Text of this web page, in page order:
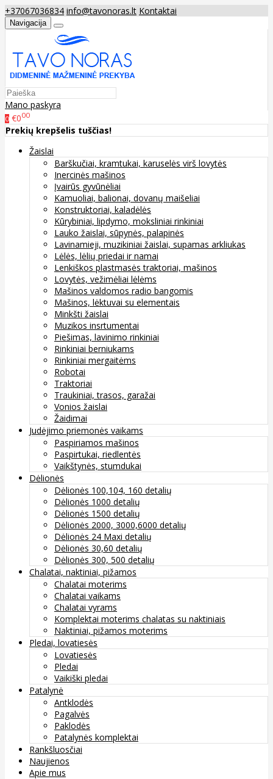
+37067036834 info@tavonoras.lt Kontaktai
Navigacija
Mano paskyra
0 €000
Prekių krepšelis tuščias!
Žaislai
Barškučiai, kramtukai, karuselės virš lovytės
Inercinės mašinos
Įvairūs gyvūnėliai
Kamuoliai, balionai, dovanų maišeliai
Konstruktoriai, kaladėlės
Kūrybiniai, lipdymo, moksliniai rinkiniai
Lauko žaislai, sūpynės, palapinės
Lavinamieji, muzikiniai žaislai, supamas arkliukas
Lėlės, lėlių priedai ir namai
Lenkiškos plastmasės traktoriai, mašinos
Lovytės, vežimėliai lėlėms
Mašinos valdomos radio bangomis
Mašinos, lėktuvai su elementais
Minkšti žaislai
Muzikos insrtumentai
Piešimas, lavinimo rinkiniai
Rinkiniai berniukams
Rinkiniai mergaitėms
Robotai
Traktoriai
Traukiniai, trasos, garažai
Vonios žaislai
Žaidimai
Judėjimo priemonės vaikams
Paspiriamos mašinos
Paspirtukai, riedlentės
Vaikštynės, stumdukai
Dėlionės
Dėlionės 100,104, 160 detalių
Dėlionės 1000 detalių
Dėlionės 1500 detalių
Dėlionės 2000, 3000,6000 detalių
Dėlionės 24 Maxi detalių
Dėlionės 30,60 detalių
Dėlionės 300, 500 detalių
Chalatai, naktiniai, pižamos
Chalatai moterims
Chalatai vaikams
Chalatai vyrams
Komplektai moterims chalatas su naktiniais
Naktiniai, pižamos moterims
Pledai, lovatiesės
Lovatiesės
Pledai
Vaikiški pledai
Patalynė
Antklodės
Pagalvės
Paklodės
Patalynės komplektai
Rankšluosčiai
Naujienos
Apie mus